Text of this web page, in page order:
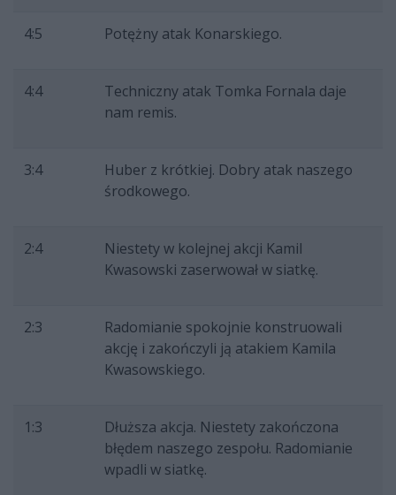
4:5 Potężny atak Konarskiego.
4:4
Techniczny atak Tomka Fornala daje
nam remis.
3:4
Huber z krótkiej. Dobry atak naszego
środkowego.
2:4
Niestety w kolejnej akcji Kamil
Kwasowski zaserwował w siatkę.
2:3
Radomianie spokojnie konstruowali
akcję i zakończyli ją atakiem Kamila
Kwasowskiego.
1:3
Dłuższa akcja. Niestety zakończona
błędem naszego zespołu. Radomianie
wpadli w siatkę.